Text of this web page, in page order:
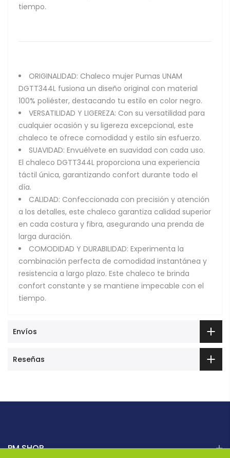
tiempo.
ORIGINALIDAD: Chaleco mujer Pumas UNAM
DGTT344L fusiona un diseño original con material
100% poliéster, destacando tu estilo en color negro.
VERSATILIDAD Y LIGEREZA: Con su versatilidad para
cualquier ocasión y su ligereza excepcional, este
chaleco te ofrece comodidad y estilo sin esfuerzo.
SUAVIDAD: Envuélvete en suavidad con cada uso.
El chaleco DGTT344L proporciona una experiencia
táctil única, garantizando confort durante todo el
día.
CALIDAD: Confeccionada con precisión y atención
a los detalles, este chaleco garantiza calidad superior
en cada costura y fibra, asegurando una prenda de
larga duración.
COMODIDAD Y DURABILIDAD: Experimenta la
combinación perfecta de comodidad instantánea y
resistencia a largo plazo. Este chaleco te brinda
confort constante y se mantiene impecable con el
tiempo.
Envíos
Reseñas
PM SHOP